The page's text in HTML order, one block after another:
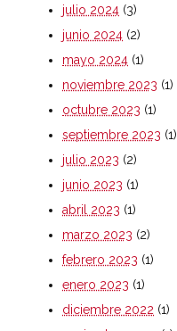
julio 2024 (3)
junio 2024 (2)
mayo 2024 (1)
noviembre 2023 (1)
octubre 2023 (1)
septiembre 2023 (1)
julio 2023 (2)
junio 2023 (1)
abril 2023 (1)
marzo 2023 (2)
febrero 2023 (1)
enero 2023 (1)
diciembre 2022 (1)